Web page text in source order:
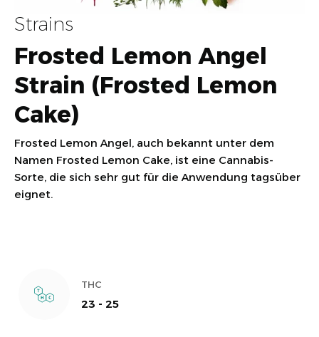
Strains
Frosted Lemon Angel
Strain (Frosted Lemon
Cake)
Frosted Lemon Angel, auch bekannt unter dem
Namen Frosted Lemon Cake, ist eine Cannabis-
Sorte, die sich sehr gut für die Anwendung tagsüber
eignet.
THC
23 - 25